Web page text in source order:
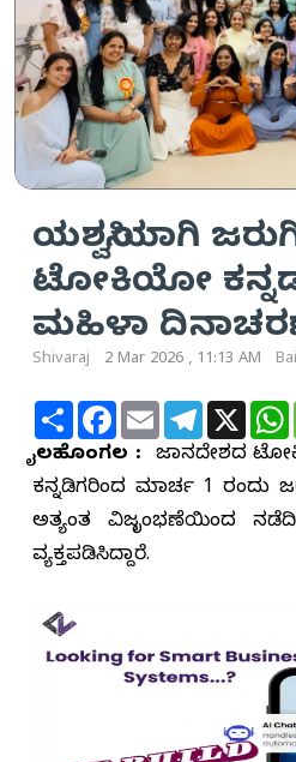
ಯಶಸ್ವಿಯಾಗಿ
ಟೋಕಿಯೋ
ಮಹಿಳಾ
Shivaraj 2 Mar 2026 , 11:13 AM
ShareFacebook
Email Telegram
X
ಬೈಲಹೊಂಗಲ : ಜಪಾನ‌ದೇಶದ
ಕನ್ನಡಿಗರಿಂದ ಮಾರ್ಚ 1 ರಂದು
ಅತ್ಯಂತ ವಿಜೃಂಭಣೆಯಿಂದ
ವ್ಯಕ್ತಪಡಿಸಿದ್ದಾರೆ.